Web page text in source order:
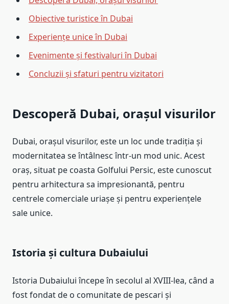
Obiective turistice în Dubai
Experiențe unice în Dubai
Evenimente și festivaluri în Dubai
Concluzii și sfaturi pentru vizitatori
Descoperă Dubai, orașul visurilor
Dubai, orașul visurilor, este un loc unde tradiția și
modernitatea se întâlnesc într-un mod unic. Acest
oraș, situat pe coasta Golfului Persic, este cunoscut
pentru arhitectura sa impresionantă, pentru
centrele comerciale uriașe și pentru experiențele
sale unice.
Istoria și cultura Dubaiului
Istoria Dubaiului începe în secolul al XVIII-lea, când a
fost fondat de o comunitate de pescari și